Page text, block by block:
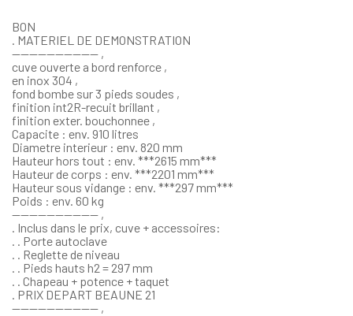
BON
. MATERIEL DE DEMONSTRATION
—————————— ,
cuve ouverte a bord renforce ,
en inox 304 ,
fond bombe sur 3 pieds soudes ,
finition int2R-recuit brillant ,
finition exter. bouchonnee ,
Capacite : env. 910 litres
Diametre interieur : env. 820 mm
Hauteur hors tout : env. ***2615 mm***
Hauteur de corps : env. ***2201 mm***
Hauteur sous vidange : env. ***297 mm***
Poids : env. 60 kg
—————————— ,
. Inclus dans le prix, cuve + accessoires:
. . Porte autoclave
. . Reglette de niveau
. . Pieds hauts h2 = 297 mm
. . Chapeau + potence + taquet
. PRIX DEPART BEAUNE 21
—————————— ,